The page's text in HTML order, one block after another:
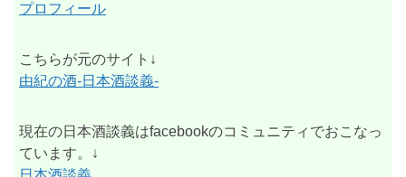
プロフィール
こちらが元のサイト↓
由紀の酒-日本酒談義-
現在の日本酒談義はfacebookのコミュニティでおこなっ
ています。↓